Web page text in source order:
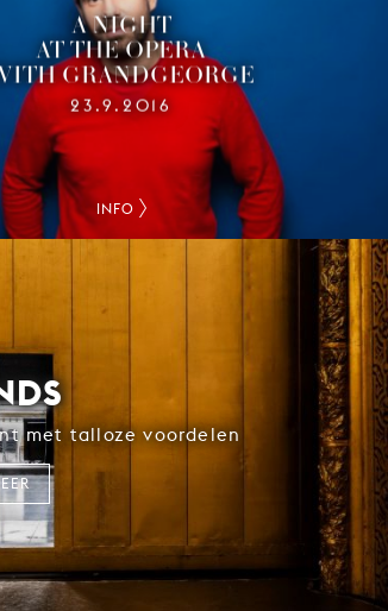
A NIGHT
AT THE OPERA
GRANDGEORGE
23.9.2016
INFO
met talloze voordelen